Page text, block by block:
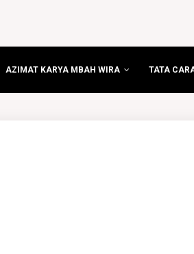
AZIMAT KARYA MBAH WIRA TATA